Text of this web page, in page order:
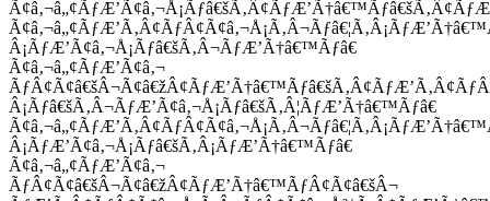
Â¡ÃƒÆ’Ã¢â‚¬Å¡Ãƒâ€šÃ‚Â¬ÃƒÆ’Ã†â€™Ãƒâ€
Ã¢â‚¬â„¢ÃƒÆ’Ã¢â‚¬
Â¡Ãƒâ€šÃ‚Â¬ÃƒÆ’Ã¢â‚¬Å¡Ãƒâ€šÃ‚Â¦ÃƒÆ’Ã†â€™Ãƒâ€
Â¡ÃƒÆ’Ã¢â‚¬Å¡Ãƒâ€šÃ‚Â¡ÃƒÆ’Ã†â€™Ãƒâ€
Ã¢â‚¬â„¢ÃƒÆ’Ã¢â‚¬
ÃƒÂ¢Ã¢â€šÂ¬Ã¢â€žÂ¢ÃƒÆ’Ã†â€™ÃƒÂ¢Ã¢â€šÂ¬